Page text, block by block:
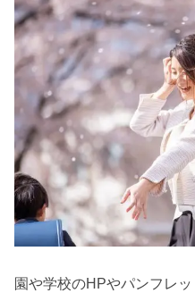
園や学校のHPやパンフレ